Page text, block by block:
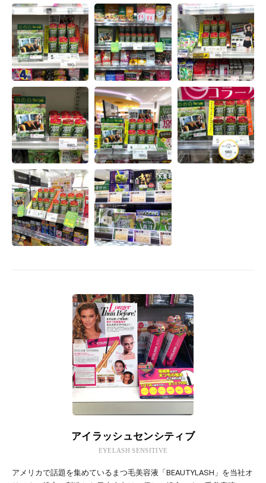
アイラッシュセンシティブ
EYELASH SENSITIVE
アメリカで話題を集めているまつ毛美容液「BEAUTYLASH」を当社オ